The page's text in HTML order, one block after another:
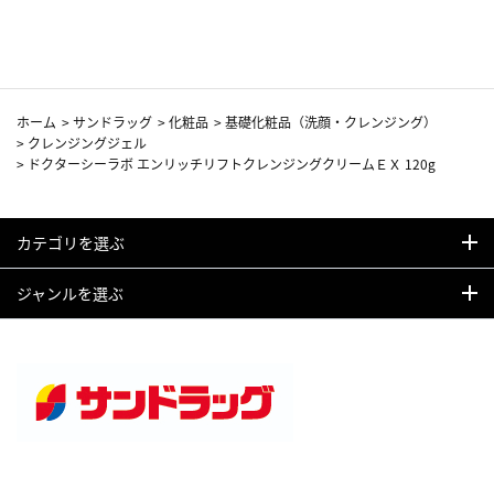
ホーム >サンドラッグ >化粧品 >基礎化粧品（洗顔・クレンジング）
> クレンジングジェル
> ドクターシーラボ エンリッチリフトクレンジングクリームＥＸ 120g
カテゴリを選ぶ
ジャンルを選ぶ